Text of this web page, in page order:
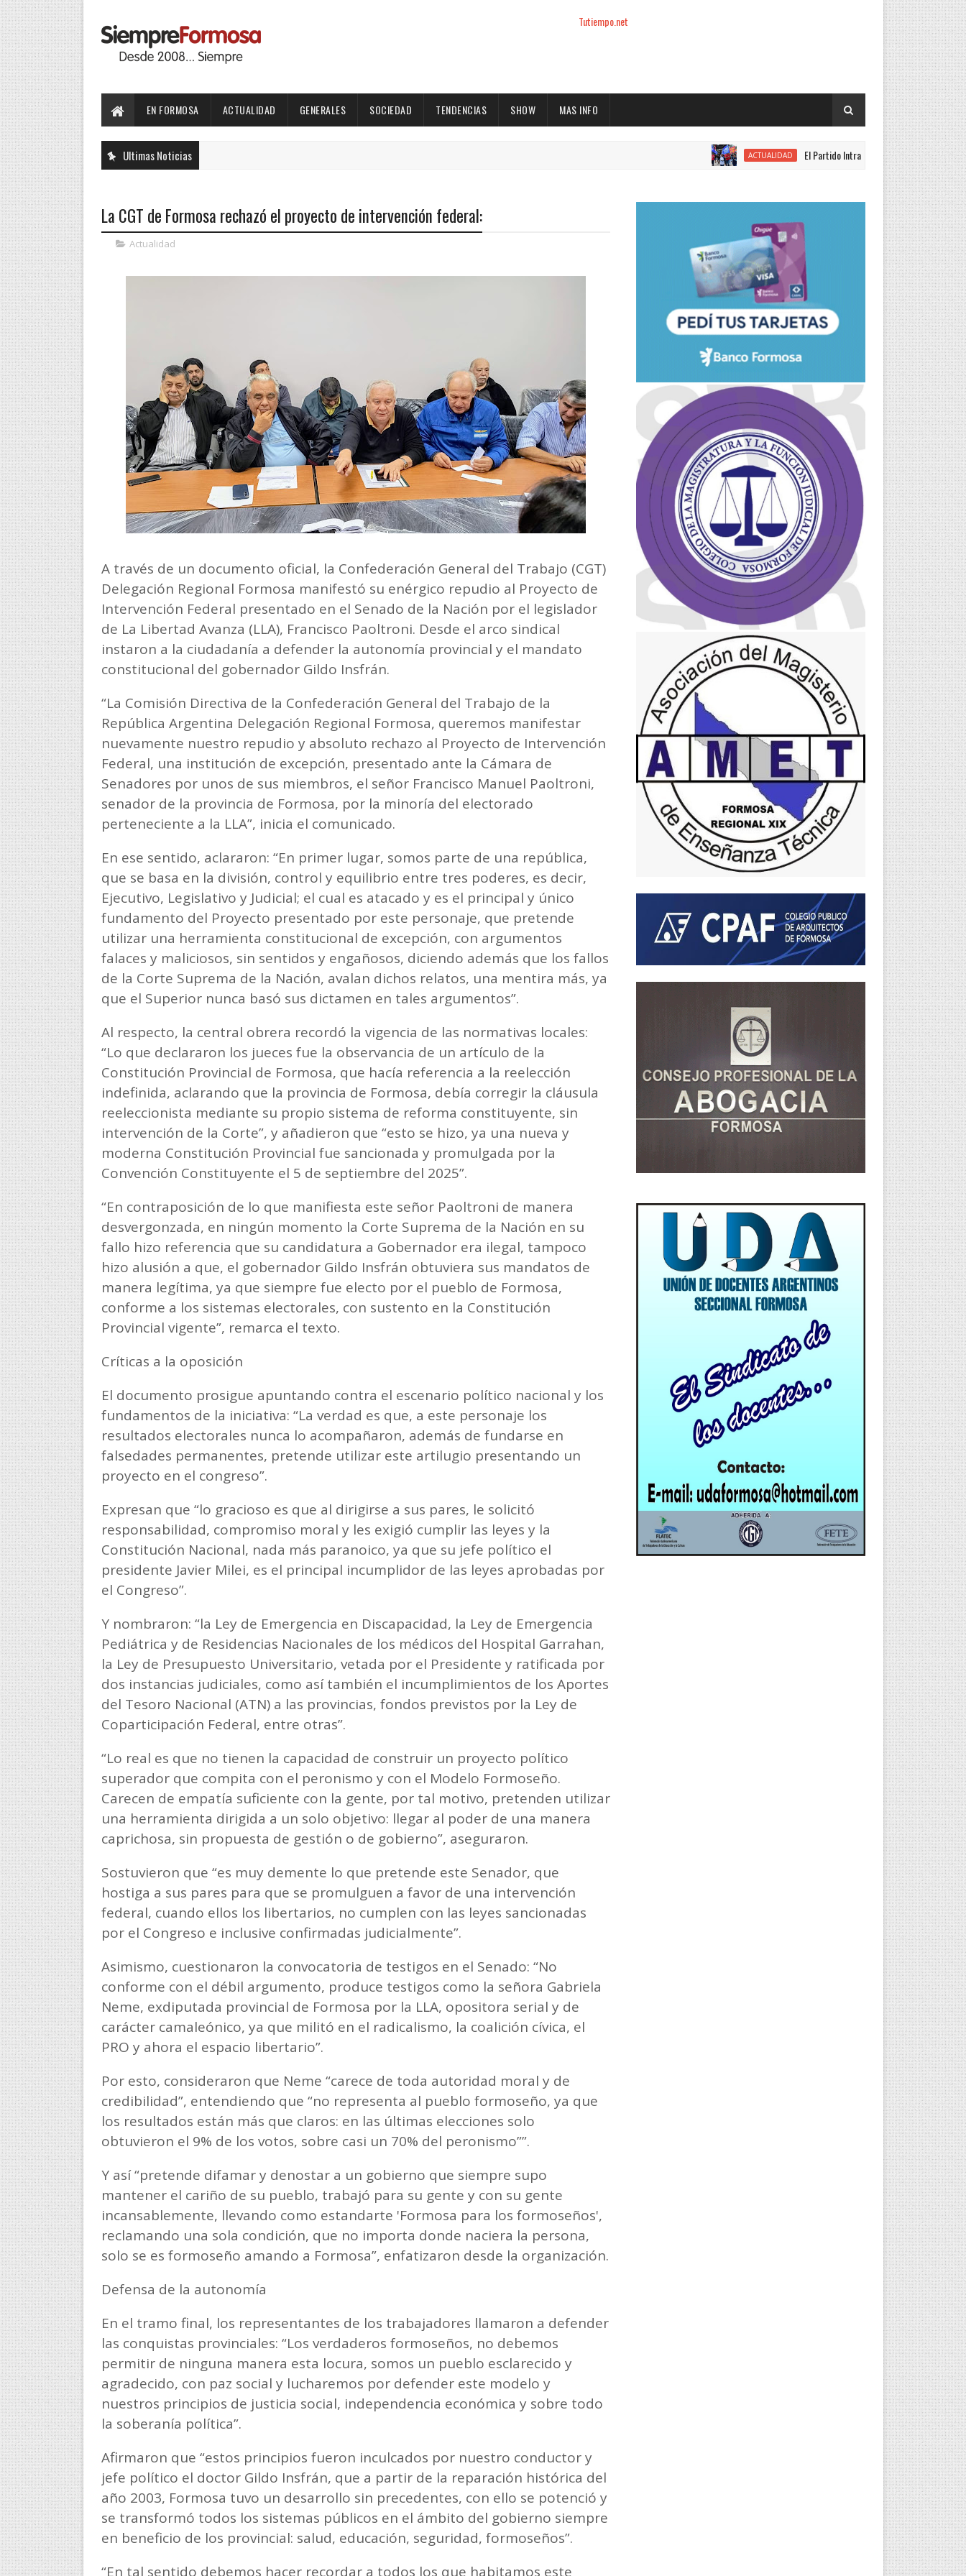
Tutiempo.net
EN FORMOSA ACTUALIDAD GENERALES SOCIEDAD TENDENCIAS SHOW MAS INFO
Ultimas Noticias ACTUALIDAD El Partido Intransigente se movilizó en rechazo al
La CGT de Formosa rechazó el proyecto de intervención federal:
Actualidad
A través de un documento oficial, la Confederación General del Trabajo (CGT)
Delegación Regional Formosa manifestó su enérgico repudio al Proyecto de
Intervención Federal presentado en el Senado de la Nación por el legislador
de La Libertad Avanza (LLA), Francisco Paoltroni. Desde el arco sindical
instaron a la ciudadanía a defender la autonomía provincial y el mandato
constitucional del gobernador Gildo Insfrán.
“La Comisión Directiva de la Confederación General del Trabajo de la
República Argentina Delegación Regional Formosa, queremos manifestar
nuevamente nuestro repudio y absoluto rechazo al Proyecto de Intervención
Federal, una institución de excepción, presentado ante la Cámara de
Senadores por unos de sus miembros, el señor Francisco Manuel Paoltroni,
senador de la provincia de Formosa, por la minoría del electorado
perteneciente a la LLA”, inicia el comunicado.
En ese sentido, aclararon: “En primer lugar, somos parte de una república,
que se basa en la división, control y equilibrio entre tres poderes, es decir,
Ejecutivo, Legislativo y Judicial; el cual es atacado y es el principal y único
fundamento del Proyecto presentado por este personaje, que pretende
utilizar una herramienta constitucional de excepción, con argumentos
falaces y maliciosos, sin sentidos y engañosos, diciendo además que los fallos
de la Corte Suprema de la Nación, avalan dichos relatos, una mentira más, ya
que el Superior nunca basó sus dictamen en tales argumentos”.
Al respecto, la central obrera recordó la vigencia de las normativas locales:
“Lo que declararon los jueces fue la observancia de un artículo de la
Constitución Provincial de Formosa, que hacía referencia a la reelección
indefinida, aclarando que la provincia de Formosa, debía corregir la cláusula
reeleccionista mediante su propio sistema de reforma constituyente, sin
intervención de la Corte”, y añadieron que “esto se hizo, ya una nueva y
moderna Constitución Provincial fue sancionada y promulgada por la
Convención Constituyente el 5 de septiembre del 2025”.
“En contraposición de lo que manifiesta este señor Paoltroni de manera
desvergonzada, en ningún momento la Corte Suprema de la Nación en su
fallo hizo referencia que su candidatura a Gobernador era ilegal, tampoco
hizo alusión a que, el gobernador Gildo Insfrán obtuviera sus mandatos de
manera legítima, ya que siempre fue electo por el pueblo de Formosa,
conforme a los sistemas electorales, con sustento en la Constitución
Provincial vigente”, remarca el texto.
Críticas a la oposición
El documento prosigue apuntando contra el escenario político nacional y los
fundamentos de la iniciativa: “La verdad es que, a este personaje los
resultados electorales nunca lo acompañaron, además de fundarse en
falsedades permanentes, pretende utilizar este artilugio presentando un
proyecto en el congreso”.
Expresan que “lo gracioso es que al dirigirse a sus pares, le solicitó
responsabilidad, compromiso moral y les exigió cumplir las leyes y la
Constitución Nacional, nada más paranoico, ya que su jefe político el
presidente Javier Milei, es el principal incumplidor de las leyes aprobadas por
el Congreso”.
Y nombraron: “la Ley de Emergencia en Discapacidad, la Ley de Emergencia
Pediátrica y de Residencias Nacionales de los médicos del Hospital Garrahan,
la Ley de Presupuesto Universitario, vetada por el Presidente y ratificada por
dos instancias judiciales, como así también el incumplimientos de los Aportes
del Tesoro Nacional (ATN) a las provincias, fondos previstos por la Ley de
Coparticipación Federal, entre otras”.
“Lo real es que no tienen la capacidad de construir un proyecto político
superador que compita con el peronismo y con el Modelo Formoseño.
Carecen de empatía suficiente con la gente, por tal motivo, pretenden utilizar
una herramienta dirigida a un solo objetivo: llegar al poder de una manera
caprichosa, sin propuesta de gestión o de gobierno”, aseguraron.
Sostuvieron que “es muy demente lo que pretende este Senador, que
hostiga a sus pares para que se promulguen a favor de una intervención
federal, cuando ellos los libertarios, no cumplen con las leyes sancionadas
por el Congreso e inclusive confirmadas judicialmente”.
Asimismo, cuestionaron la convocatoria de testigos en el Senado: “No
conforme con el débil argumento, produce testigos como la señora Gabriela
Neme, exdiputada provincial de Formosa por la LLA, opositora serial y de
carácter camaleónico, ya que militó en el radicalismo, la coalición cívica, el
PRO y ahora el espacio libertario”.
Por esto, consideraron que Neme “carece de toda autoridad moral y de
credibilidad”, entendiendo que “no representa al pueblo formoseño, ya que
los resultados están más que claros: en las últimas elecciones solo
obtuvieron el 9% de los votos, sobre casi un 70% del peronismo””.
Y así “pretende difamar y denostar a un gobierno que siempre supo
mantener el cariño de su pueblo, trabajó para su gente y con su gente
incansablemente, llevando como estandarte 'Formosa para los formoseños',
reclamando una sola condición, que no importa donde naciera la persona,
solo se es formoseño amando a Formosa”, enfatizaron desde la organización.
Defensa de la autonomía
En el tramo final, los representantes de los trabajadores llamaron a defender
las conquistas provinciales: “Los verdaderos formoseños, no debemos
permitir de ninguna manera esta locura, somos un pueblo esclarecido y
agradecido, con paz social y lucharemos por defender este modelo y
nuestros principios de justicia social, independencia económica y sobre todo
la soberanía política”.
Afirmaron que “estos principios fueron inculcados por nuestro conductor y
jefe político el doctor Gildo Insfrán, que a partir de la reparación histórica del
año 2003, Formosa tuvo un desarrollo sin precedentes, con ello se potenció y
se transformó todos los sistemas públicos en el ámbito del gobierno siempre
en beneficio de los provincial: salud, educación, seguridad, formoseños”.
“En tal sentido debemos hacer recordar a todos los que habitamos este